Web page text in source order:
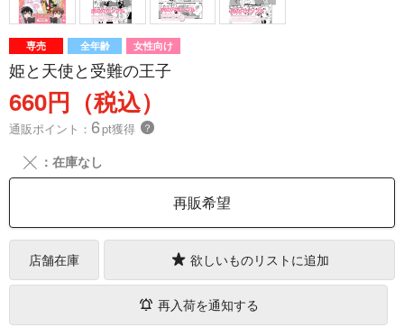
専売 全年齢 女性向け
姫と天使と受難の王子
660円（税込）
通販ポイント： 6pt獲得 ？
╳ ：在庫なし
再販希望
店舗在庫 欲しいものリストに追加
再入荷を通知する